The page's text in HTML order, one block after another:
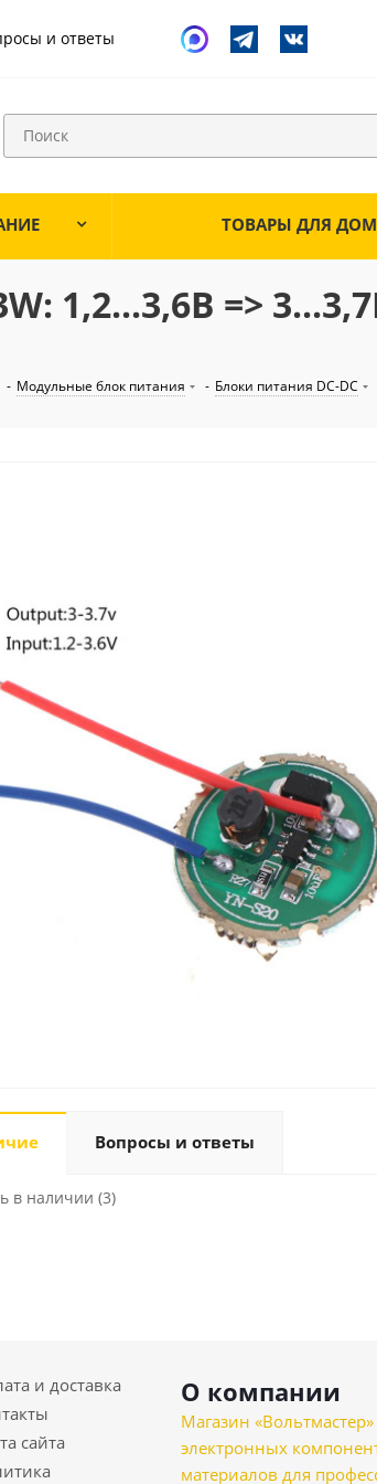
и ответы
ТОВАРЫ ДЛЯ
1,2...3,6В =>
- Модульные блок питания - Блоки питания DC-DC
Вопросы и ответы
в наличии (3)
и доставка
сайта
О компании
Магазин
электронных
материалов для